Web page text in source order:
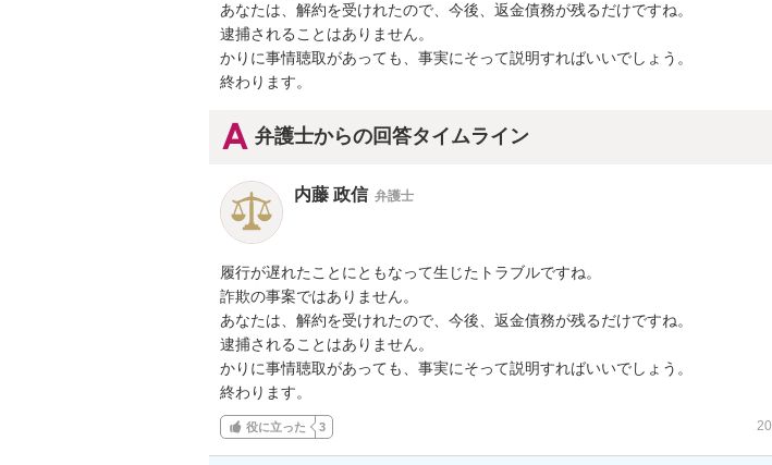
あなたは、解約を受けれたので、今後、返金債務が残るだけですね。
逮捕されることはありません。
かりに事情聴取があっても、事実にそって説明すればいいでしょう。
終わります。
弁護士からの回答タイムライン
内藤 政信 弁護士
履行が遅れたことにともなって生じたトラブルですね。
詐欺の事案ではありません。
あなたは、解約を受けれたので、今後、返金債務が残るだけですね。
逮捕されることはありません。
かりに事情聴取があっても、事実にそって説明すればいいでしょう。
終わります。
役に立った 3